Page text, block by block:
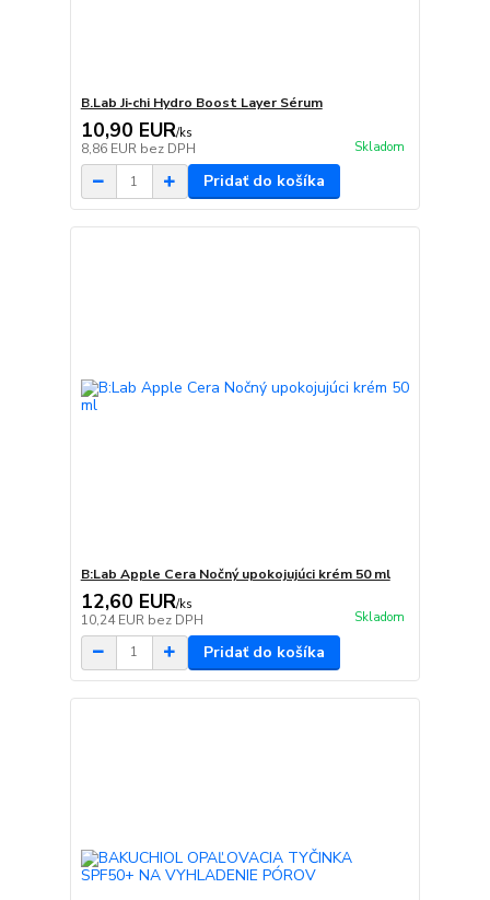
B.Lab Ji‑chi Hydro Boost Layer Sérum
10,90 EUR/ks
8,86 EUR bez DPH Skladom
Pridať do košíka
B:Lab Apple Cera Nočný upokojujúci krém 50 ml
12,60 EUR/ks
10,24 EUR bez DPH Skladom
Pridať do košíka